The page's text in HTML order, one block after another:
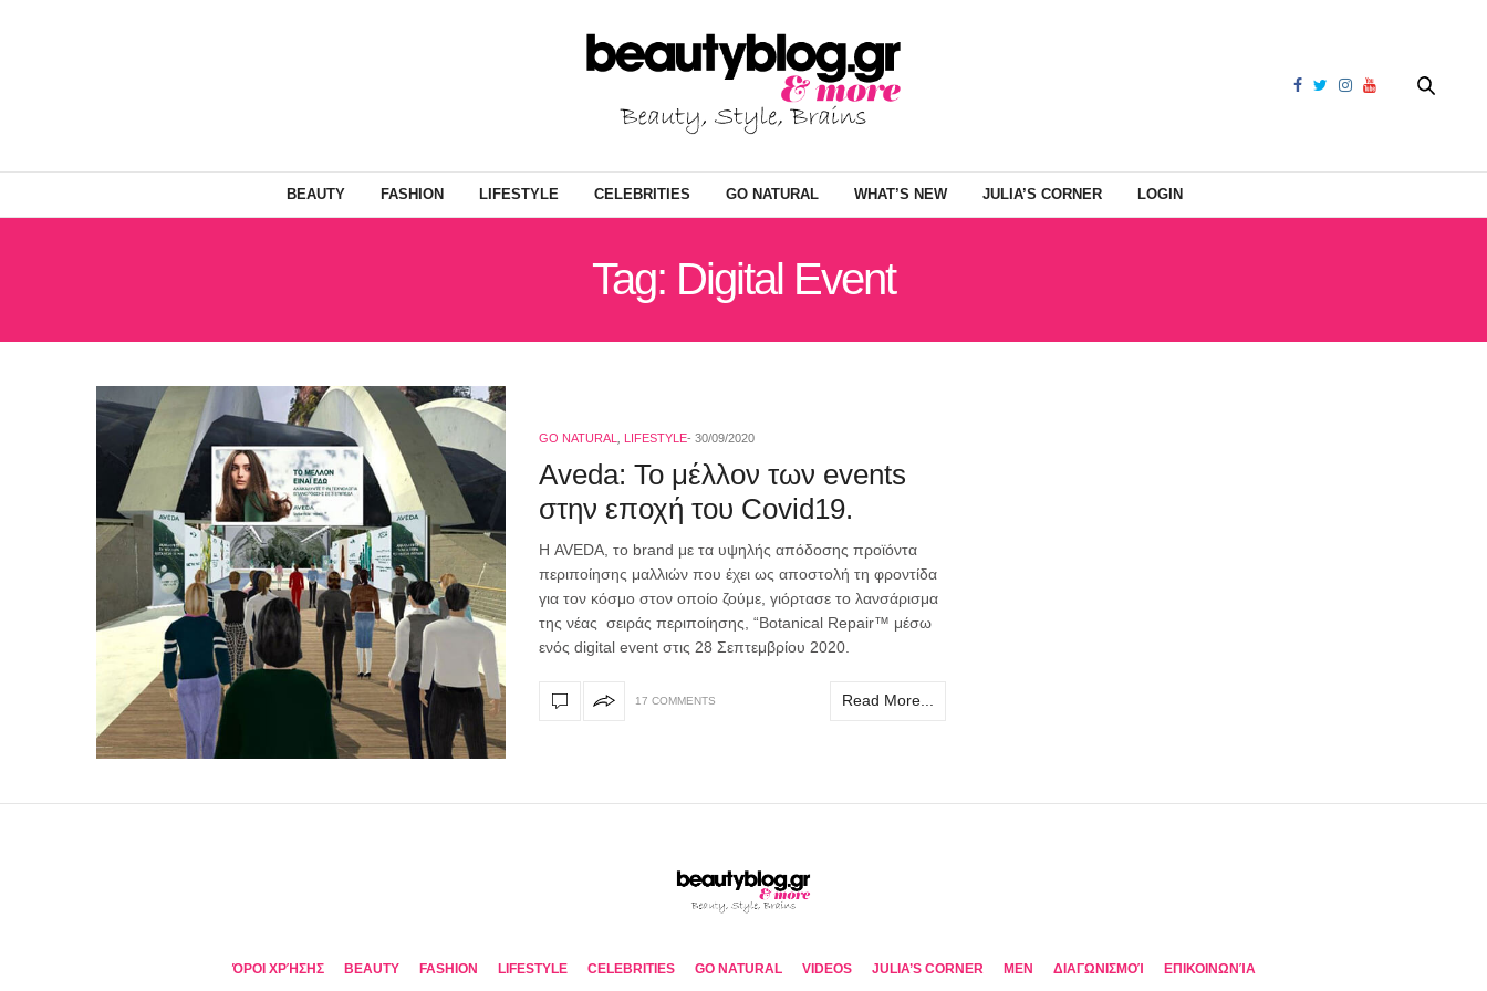
BEAUTY FASHION LIFESTYLE CELEBRITIES GO NATURAL WHAT’S NEW JULIA’S CORNER LOGIN
Tag: Digital Event
GO NATURAL LIFESTYLE 30/09/2020
Aveda: Το μέλλον των events
στην εποχή του Covid19.
Η AVEDA, το brand με τα υψηλής απόδοσης προϊόντα
περιποίησης μαλλιών που έχει ως αποστολή τη φροντίδα
για τον κόσμο στον οποίο ζούμε, γιόρτασε το λανσάρισμα
της νέας σειράς περιποίησης, “Botanical Repair™ μέσω
ενός digital event στις 28 Σεπτεμβρίου 2020.
17 COMMENTS Read More...
ΌΡΟΙ ΧΡΉΣΗΣ BEAUTY FASHION LIFESTYLE CELEBRITIES GO NATURAL VIDEOS JULIA’S CORNER MEN ΔΙΑΓΩΝΙΣΜΟΊ ΕΠΙΚΟΙΝΩΝΊΑ